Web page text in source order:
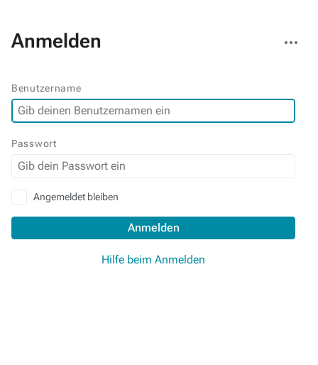
Anmelden
Aktionen
Benutzername
Passwort
Angemeldet bleiben
Anmelden
Hilfe beim Anmelden